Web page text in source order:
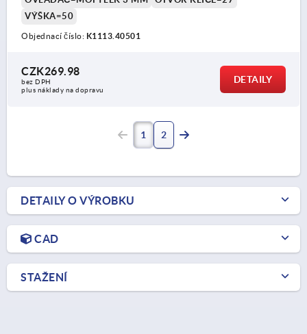
VÝŠKA=50
Objednací číslo: K1113.40501
CZK269.98
bez DPH
plus náklady na dopravu
DETAILY
1 2
DETAILY O VÝROBKU
CAD
STAŽENÍ